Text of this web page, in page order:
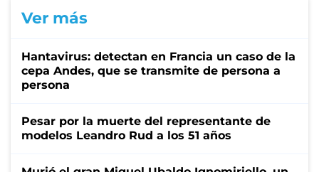
Ver más
Hantavirus: detectan en Francia un caso de la
cepa Andes, que se transmite de persona a
persona
Pesar por la muerte del representante de
modelos Leandro Rud a los 51 años